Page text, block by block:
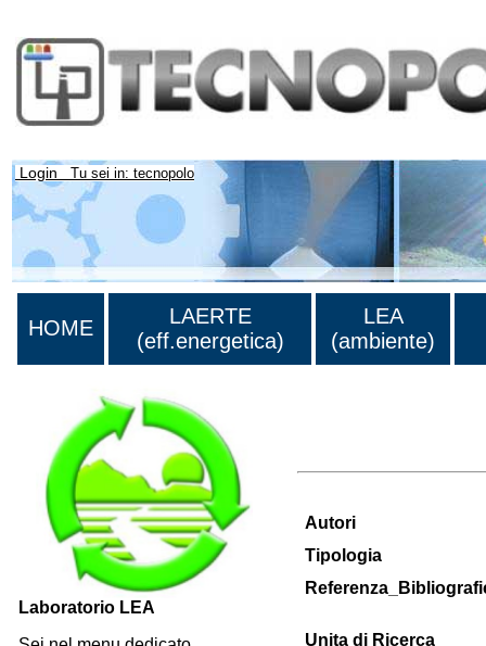
Login Tu sei in: tecnopolo
HOME
LAERTE
(eff.energetica)
LEA
(ambiente)
Laboratorio LEA
Autori
Tipologia
Unita di Ricerca